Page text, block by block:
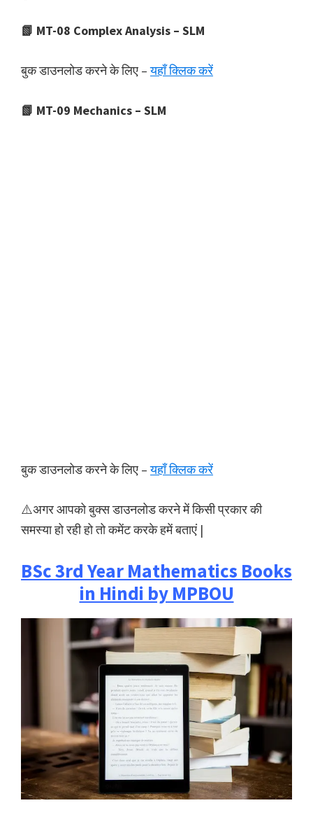
📗 MT-08 Complex Analysis – SLM
बुक डाउनलोड करने के लिए –यहाँ क्लिक करें
📗 MT-09 Mechanics – SLM
बुक डाउनलोड करने के लिए –यहाँ क्लिक करें
⚠️अगर आपको बुक्स डाउनलोड करने में किसी प्रकार की
समस्या हो रही हो तो कमेंट करके हमें बताएं |
BSc 3rd Year Mathematics Books
in Hindi by MPBOU